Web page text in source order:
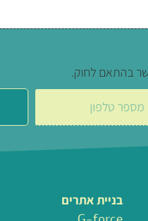
בהתאם לחוק.
בניית אתרים